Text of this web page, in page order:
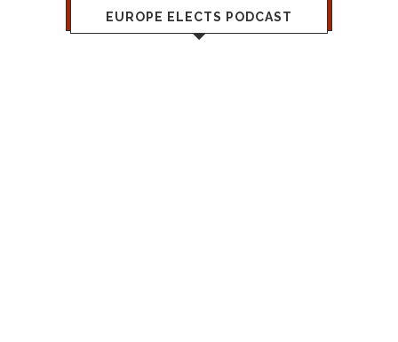
EUROPE ELECTS PODCAST